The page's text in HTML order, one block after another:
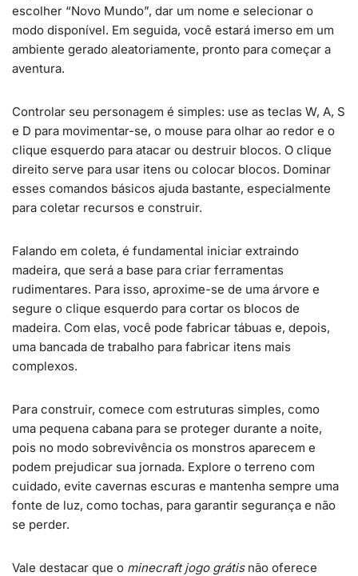
escolher “Novo Mundo”, dar um nome e selecionar o
modo disponível. Em seguida, você estará imerso em um
ambiente gerado aleatoriamente, pronto para começar a
aventura.
Controlar seu personagem é simples: use as teclas W, A, S
e D para movimentar-se, o mouse para olhar ao redor e o
clique esquerdo para atacar ou destruir blocos. O clique
direito serve para usar itens ou colocar blocos. Dominar
esses comandos básicos ajuda bastante, especialmente
para coletar recursos e construir.
Falando em coleta, é fundamental iniciar extraindo
madeira, que será a base para criar ferramentas
rudimentares. Para isso, aproxime-se de uma árvore e
segure o clique esquerdo para cortar os blocos de
madeira. Com elas, você pode fabricar tábuas e, depois,
uma bancada de trabalho para fabricar itens mais
complexos.
Para construir, comece com estruturas simples, como
uma pequena cabana para se proteger durante a noite,
pois no modo sobrevivência os monstros aparecem e
podem prejudicar sua jornada. Explore o terreno com
cuidado, evite cavernas escuras e mantenha sempre uma
fonte de luz, como tochas, para garantir segurança e não
se perder.
Vale destacar que o minecraft jogo grátisnão oferece